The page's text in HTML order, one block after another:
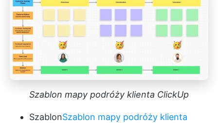
Szablon mapy podróży klienta ClickUp
SzablonSzablon mapy podróży klienta